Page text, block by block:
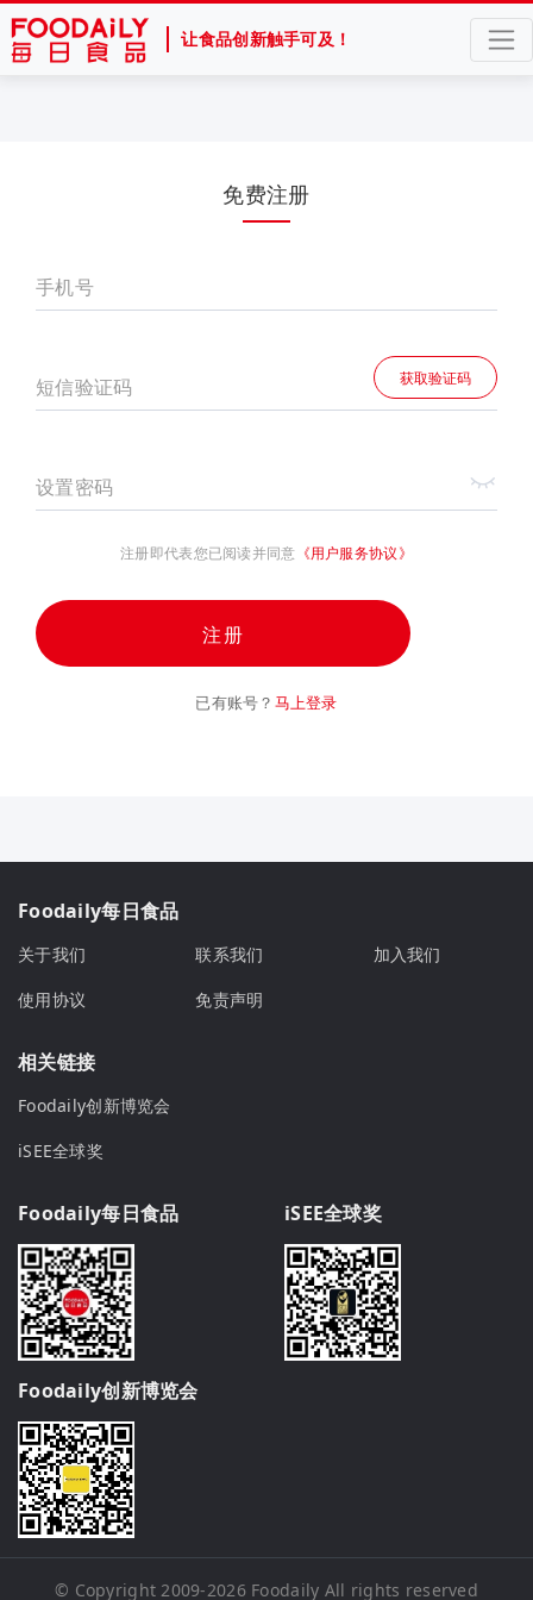
让食品创新触手可及！
免费注册
手机号
短信验证码 获取验证码
设置密码
注册即代表您已阅读并同意 《用户服务协议》
注册
已有账号？ 马上登录
Foodaily每日食品
关于我们 联系我们
加入我们
使用协议
免责声明
相关链接
Foodaily创新博览会
iSEE全球奖
Foodaily每日食品 iSEE全球奖
Foodaily创新博览会
© Copyright 2009-2026 Foodaily All rights reserved